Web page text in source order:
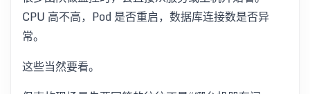
CPU 高不高，Pod 是否重启，数据库连接数是否异
常。
这些当然要看。